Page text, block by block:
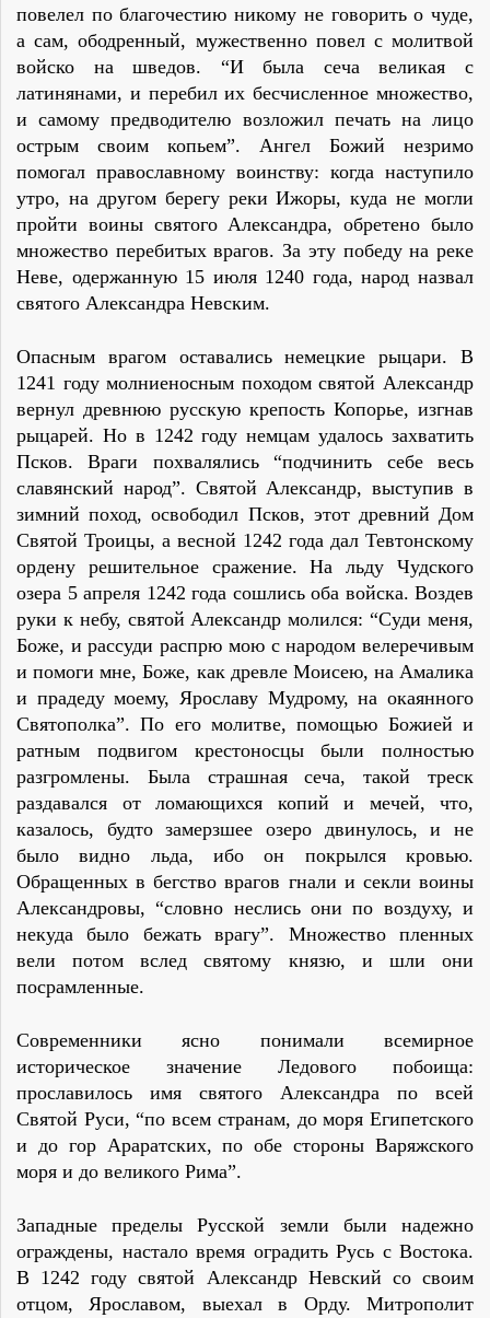
повелел по благочестию никому не говорить о чуде,
а сам, ободренный, мужественно повел с молитвой
войско на шведов. “И была сеча великая с
латинянами, и перебил их бесчисленное множество,
и самому предводителю возложил печать на лицо
острым своим копьем”. Ангел Божий незримо
помогал православному воинству: когда наступило
утро, на другом берегу реки Ижоры, куда не могли
пройти воины святого Александра, обретено было
множество перебитых врагов. За эту победу на реке
Неве, одержанную 15 июля 1240 года, народ назвал
святого Александра Невским.
Опасным врагом оставались немецкие рыцари. В
1241 году молниеносным походом святой Александр
вернул древнюю русскую крепость Копорье, изгнав
рыцарей. Но в 1242 году немцам удалось захватить
Псков. Враги похвалялись “подчинить себе весь
славянский народ”. Святой Александр, выступив в
зимний поход, освободил Псков, этот древний Дом
Святой Троицы, а весной 1242 года дал Тевтонскому
ордену решительное сражение. На льду Чудского
озера 5 апреля 1242 года сошлись оба войска. Воздев
руки к небу, святой Александр молился: “Суди меня,
Боже, и рассуди распрю мою с народом велеречивым
и помоги мне, Боже, как древле Моисею, на Амалика
и прадеду моему, Ярославу Мудрому, на окаянного
Святополка”. По его молитве, помощью Божией и
ратным подвигом крестоносцы были полностью
разгромлены. Была страшная сеча, такой треск
раздавался от ломающихся копий и мечей, что,
казалось, будто замерзшее озеро двинулось, и не
было видно льда, ибо он покрылся кровью.
Обращенных в бегство врагов гнали и секли воины
Александровы, “словно неслись они по воздуху, и
некуда было бежать врагу”. Множество пленных
вели потом вслед святому князю, и шли они
посрамленные.
Современники ясно понимали всемирное
историческое значение Ледового побоища:
прославилось имя святого Александра по всей
Святой Руси, “по всем странам, до моря Египетского
и до гор Араратских, по обе стороны Варяжского
моря и до великого Рима”.
Западные пределы Русской земли были надежно
ограждены, настало время оградить Русь с Востока.
В 1242 году святой Александр Невский со своим
отцом, Ярославом, выехал в Орду. Митрополит